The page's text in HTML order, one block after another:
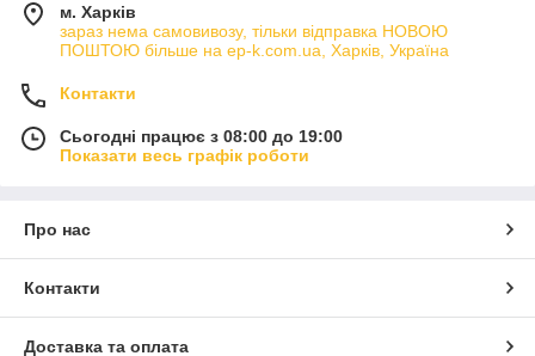
м. Харків
зараз нема самовивозу, тільки відправка НОВОЮ
ПОШТОЮ більше на ep-k.com.ua, Харків, Україна
Контакти
Сьогодні працює з 08:00 до 19:00
Показати весь графік роботи
Про нас
Контакти
Доставка та оплата